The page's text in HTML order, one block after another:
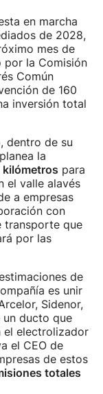
en marcha
de 2028,
mes de
por la Comisión
Común
de 160
inversión total
dentro de su
la
para
el valle alavés
a empresas
con
transporte que
por las
de
es unir
Sidenor,
un ducto que
el electrolizador
el CEO de
de estos
totales